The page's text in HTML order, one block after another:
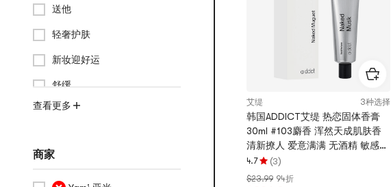
送他
轻奢护肤
新妆迎好运
舒缓
查看更多
商家
艾缇 3种选择
韩国ADDICT艾缇 热恋固体香膏
30ml #103麝香 浑然天成肌肤香
清新撩人 爱意满满 无酒精 敏感肌
可用 新旧版本随机【热门款/化解
推荐】
4.7
评
分
(3)
$23.99 94折